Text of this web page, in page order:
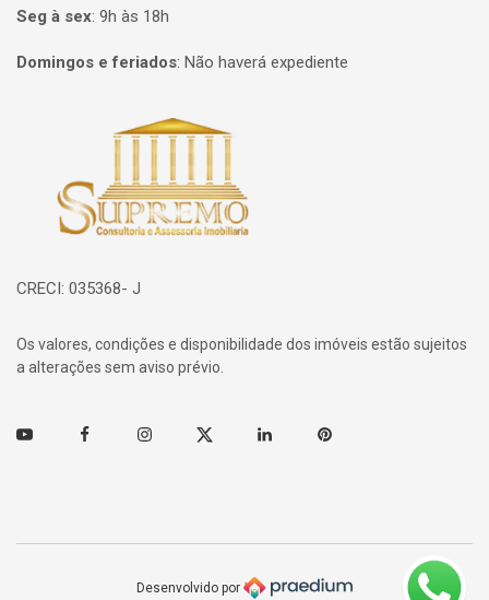
Seg à sex: 9h às 18h
Domingos e feriados: Não haverá expediente
Página inicial
CRECI: 035368- J
Os valores, condições e disponibilidade dos imóveis estão sujeitos
a alterações sem aviso prévio.
Youtube FacebookInstagramTwitter Linkedin Pinterest
Desenvolvido por